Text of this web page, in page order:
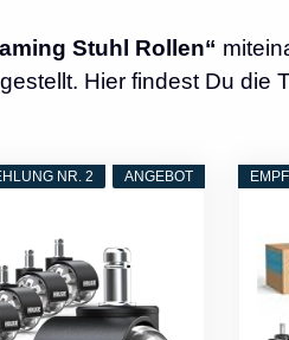
Stuhl Rollen“
Hier findest Du die
ANGEBOT
NR. 2